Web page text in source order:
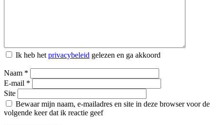
Ik heb het privacybeleid gelezen en ga akkoord
Naam *
E-mail *
Site
Bewaar mijn naam, e-mailadres en site in deze browser voor de
volgende keer dat ik reactie geef